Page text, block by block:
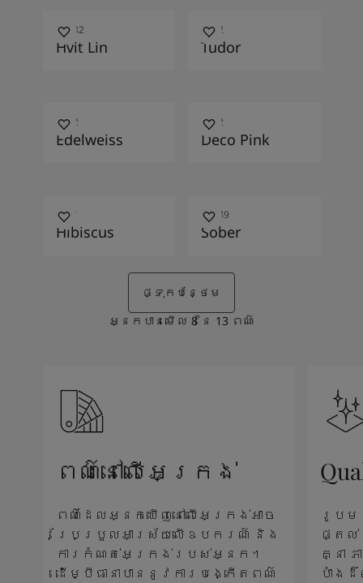
10182
Hvit Lin
0552
Tudor
1622
Edelweiss
2782
Deco Pink
2731
Hibiscus
10249
Sober
ផ្ទុកបន្ថែម
អ្នកបានមើល 8នៃ 13 ពណ៌
ពណ៌នៅលើអេក្រង់
ពណ៌ដែលអ្នកឃើញនៅលើអេក្រង់អាច
ប្រែប្រួលអាស្រ័យលើឧបករណ៍ និង
ការកំណត់អេក្រង់របស់អ្នក។
ដើម្បីធានាបាននូវការបង្កើតពណ៌
រូបម
ផ្តល់
គ្នា
បាំង